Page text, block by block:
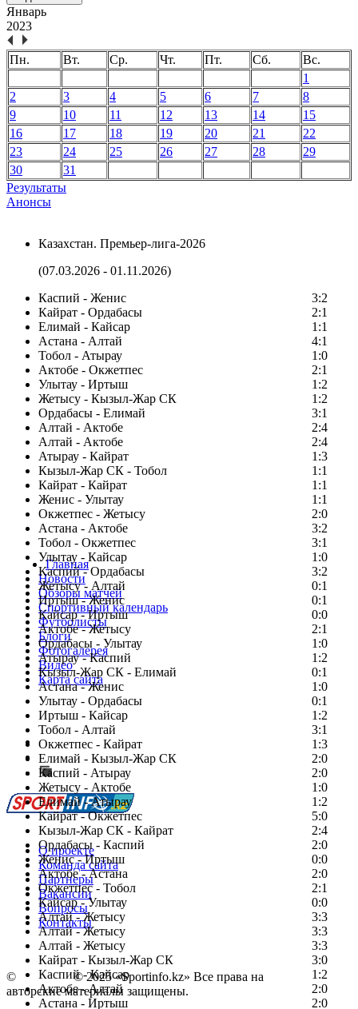
Январь
2023
Пн. Вт. Ср. Чт. Пт. Сб.
Вс.
1
2
3 4 5 6 7
8
9
10 11 12 13 14
15
16
17 18 19 20 21
22
23
24 25 26 27 28
29
30
31
Результаты
Анонсы
Казахстан. Премьер-лига-2026
(07.03.2026 - 01.11.2026)
Каспий - Женис
3:2
Кайрат - Ордабасы
2:1
Елимай - Кайсар
1:1
Астана - Алтай
4:1
Тобол - Атырау
1:0
Актобе - Окжетпес
2:1
Улытау - Иртыш
1:2
Жетысу - Кызыл-Жар СК
1:2
Ордабасы - Елимай
3:1
Алтай - Актобе
2:4
Алтай - Актобе
2:4
Атырау - Кайрат
1:3
Кызыл-Жар СК - Тобол
1:1
Кайрат - Кайрат
1:1
Женис - Улытау
1:1
Окжетпес - Жетысу
2:0
Астана - Актобе
3:2
Тобол - Окжетпес
3:1
Улытау - Кайсар
1:0
Каспий - Ордабасы
3:2
Жетысу - Алтай
0:1
Иртыш - Женис
0:1
Кайсар - Иртыш
0:0
Актобе - Жетысу
2:1
Ордабасы - Улытау
1:0
Атырау - Каспий
1:2
Кызыл-Жар СК - Елимай
0:1
Астана - Женис
1:0
Улытау - Ордабасы
0:1
Иртыш - Кайсар
1:2
Тобол - Алтай
3:1
Окжетпес - Кайрат
1:3
Елимай - Кызыл-Жар СК
2:0
Каспий - Атырау
2:0
Жетысу - Актобе
1:0
Елимай - Атырау
1:2
Кайрат - Окжетпес
5:0
Кызыл-Жар СК - Кайрат
2:4
Ордабасы - Каспий
2:0
Женис - Иртыш
0:0
Актобе - Астана
2:0
Окжетпес - Тобол
2:1
Кайсар - Улытау
0:0
Алтай - Жетысу
3:3
Алтай - Жетысу
3:3
Алтай - Жетысу
3:3
Кайрат - Кызыл-Жар СК
3:0
Каспий - Кайсар
1:2
Актобе - Алтай
2:0
Астана - Иртыш
2:0
Главная
Новости
Обзоры матчей
Спортивный календарь
Футболисты
Блоги
Фотогалерея
Видео
Карта сайта
Есть идея?
Сообщить о мероприятии
Перейти на старый сайт
О проекте
Команда сайта
Партнеры
Вакансии
Вопросы
Контакты
© Copyright© 2025 «Sportinfo.kz» Все права на
авторские материалы защищены.